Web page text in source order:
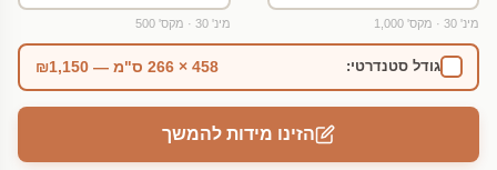
מינ' 30 · מקס' 1,000 מינ' 30 · מקס' 500
גודל סטנדרטי: 458 × 266 ס"מ — ₪1,150
הזינו מידות להמשך